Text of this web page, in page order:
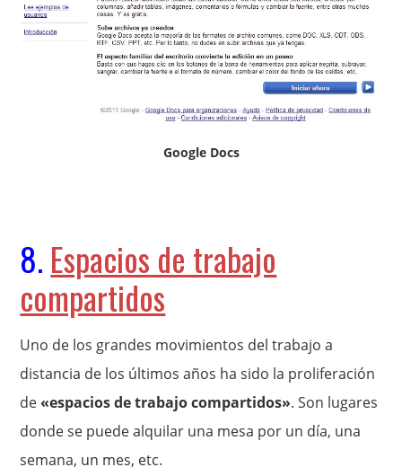
Google Docs
8. Espacios de trabajo
compartidos
Uno de los grandes movimientos del trabajo a
distancia de los últimos años ha sido la proliferación
de«espacios de trabajo compartidos». Son lugares
donde se puede alquilar una mesa por un día, una
semana, un mes, etc.